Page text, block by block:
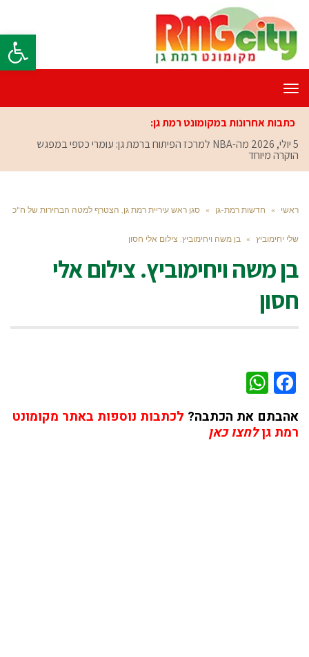
פתח
תפריט
כתבות אחרונות במקומונט רמת גן:
5 יולי, 2026
מה-NBA למרכז הפיתוח ברמת גן: עומרי כספי במפגש
הוקרה מיוחד
ראשי » חדשות רמת-גן » סגן ראש עיריית רמת גן, הצטרף למטה הבחירות של ח"כ
שלי יחימוביץ » בן משה ויחימוביץ. צילום אלי חסון
בן משה ויחימוביץ. צילום אלי
חסון
Facebook
אהבתם את הכתבה? לכתבות נוספות באתר מקומונט
רמת גןלחצו כאן